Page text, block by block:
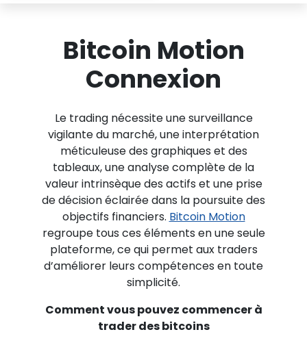
Bitcoin Motion
Connexion
Le trading nécessite une surveillance
vigilante du marché, une interprétation
méticuleuse des graphiques et des
tableaux, une analyse complète de la
valeur intrinsèque des actifs et une prise
de décision éclairée dans la poursuite des
objectifs financiers. Bitcoin Motion
regroupe tous ces éléments en une seule
plateforme, ce qui permet aux traders
d’améliorer leurs compétences en toute
simplicité.
Comment vous pouvez commencer à
trader des bitcoins